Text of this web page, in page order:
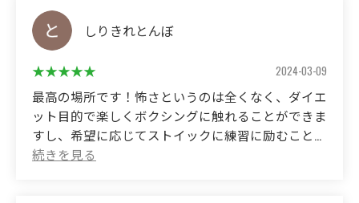
The gym is kept very clean.
From those looking to lose weight to those who want to
become professionals
It is being responded to enthusiastically.
For training kids boxers,
was impressed by the trainer's expertise and high level of
motivation. This is a gym I would recommend to anyone!
しりきれとんぼ
2024-03-09
最高の場所です！怖さというのは全くなく、ダイエ
ット目的で楽しくボクシングに触れることができま
すし、希望に応じてストイックに練習に励むことも
できます！会長はじめ会員同士も非常に仲が良く、